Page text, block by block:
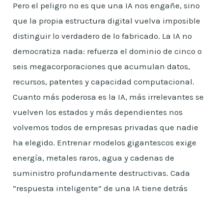
Pero el peligro no es que una IA nos engañe, sino
que la propia estructura digital vuelva imposible
distinguir lo verdadero de lo fabricado. La IA no
democratiza nada: refuerza el dominio de cinco o
seis megacorporaciones que acumulan datos,
recursos, patentes y capacidad computacional.
Cuanto más poderosa es la IA, más irrelevantes se
vuelven los estados y más dependientes nos
volvemos todos de empresas privadas que nadie
ha elegido. Entrenar modelos gigantescos exige
energía, metales raros, agua y cadenas de
suministro profundamente destructivas. Cada
“respuesta inteligente” de una IA tiene detrás